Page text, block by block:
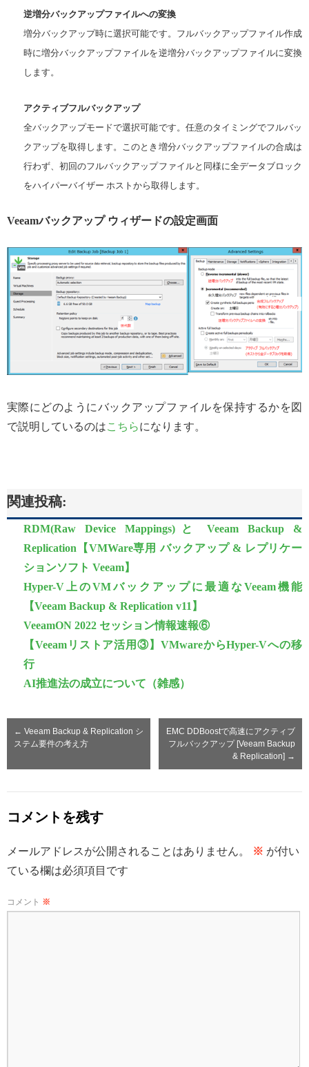
逆増分バックアップファイルへの変換
増分バックアップ時に選択可能です。フルバックアップファイル作成
時に増分バックアップファイルを逆増分バックアップファイルに変換
します。
アクティブフルバックアップ
全バックアップモードで選択可能です。任意のタイミングでフルバッ
クアップを取得します。このとき増分バックアップファイルの合成は
行わず、初回のフルバックアップファイルと同様に全データブロック
をハイパーバイザー ホストから取得します。
Veeamバックアップ ウィザードの設定画面
実際にどのようにバックアップファイルを保持するかを図
で説明しているのはこちらになります。
関連投稿:
RDM(Raw Device Mappings)と Veeam Backup &
Replication【VMWare専用 バックアップ & レプリケー
ションソフト Veeam】
Hyper-V上のVMバックアップに最適なVeeam機能
【Veeam Backup & Replication v11】
VeeamON 2022 セッション情報速報⑥
【Veeamリストア活用③】VMwareからHyper-Vへの移
行
AI推進法の成立について（雑感）
← Veeam Backup & Replication シ
ステム要件の考え方
EMC DDBoostで高速にアクティブ
フルバックアップ [Veeam Backup
& Replication] →
コメントを残す
メールアドレスが公開されることはありません。 ※ が付い
ている欄は必須項目です
コメント ※